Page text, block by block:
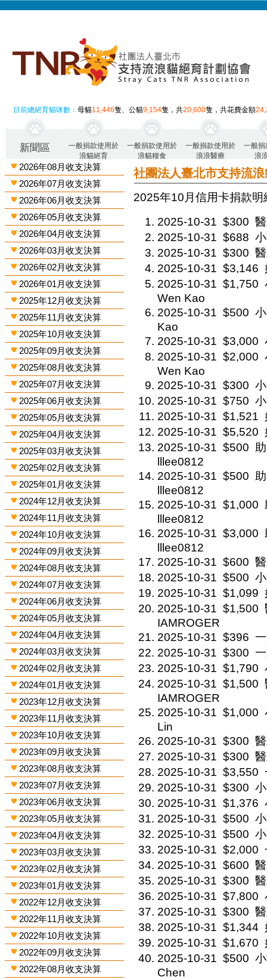
目前總絕育貓咪數：母貓11,446隻、公貓9,154隻，共20,600隻，共花費金額
新聞區
一般捐款使用於
浪貓絕育
一般捐款使用於
浪貓糧食
一般捐款使用於
浪浪醫療
一般捐
浪
2026年08月收支決算
2026年07月收支決算
2026年06月收支決算
2026年05月收支決算
2026年04月收支決算
2026年03月收支決算
2026年02月收支決算
2026年01月收支決算
2025年12月收支決算
2025年11月收支決算
2025年10月收支決算
2025年09月收支決算
2025年08月收支決算
2025年07月收支決算
2025年06月收支決算
2025年05月收支決算
2025年04月收支決算
2025年03月收支決算
2025年02月收支決算
2025年01月收支決算
2024年12月收支決算
2024年11月收支決算
2024年10月收支決算
2024年09月收支決算
2024年08月收支決算
2024年07月收支決算
2024年06月收支決算
2024年05月收支決算
2024年04月收支決算
2024年03月收支決算
2024年02月收支決算
2024年01月收支決算
2023年12月收支決算
2023年11月收支決算
2023年10月收支決算
2023年09月收支決算
2023年08月收支決算
2023年07月收支決算
2023年06月收支決算
2023年05月收支決算
2023年04月收支決算
2023年03月收支決算
2023年02月收支決算
2023年01月收支決算
2022年12月收支決算
2022年11月收支決算
2022年10月收支決算
2022年09月收支決算
2022年08月收支決算
社團法人臺北市支持流
2025年10月 信用卡捐款明
2025-10-31 $300
2025-10-31 $688
2025-10-31 $300
2025-10-31 $3,146
2025-10-31 $1,750
Wen Kao
2025-10-31 $500
Kao
2025-10-31 $3,000
2025-10-31 $2,000
Wen Kao
2025-10-31 $300
2025-10-31 $750
2025-10-31 $1,521
2025-10-31 $5,520
2025-10-31 $500
lllee0812
2025-10-31 $500
lllee0812
2025-10-31 $1,000
lllee0812
2025-10-31 $3,000
lllee0812
2025-10-31 $600
2025-10-31 $500
2025-10-31 $1,099
2025-10-31 $1,500
IAMROGER
2025-10-31 $396
2025-10-31 $300
2025-10-31 $1,790
2025-10-31 $1,500
IAMROGER
2025-10-31 $1,000
Lin
2025-10-31 $300
2025-10-31 $300
2025-10-31 $3,550
2025-10-31 $300
2025-10-31 $1,376
2025-10-31 $500
2025-10-31 $500
2025-10-31 $2,000
2025-10-31 $600
2025-10-31 $300
2025-10-31 $7,800
2025-10-31 $300
2025-10-31 $1,344
2025-10-31 $1,670
2025-10-31 $500
Chen